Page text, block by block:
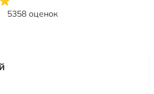
5358 оценок